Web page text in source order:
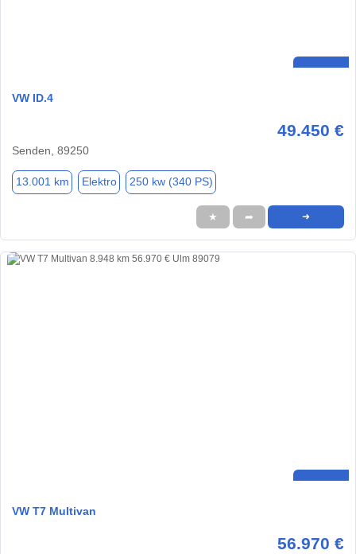
VW ID.4
49.450 €
Senden, 89250
13.001 km Elektro 250 kw (340 PS)
★ ➦ ➜
VW T7 Multivan
56.970 €